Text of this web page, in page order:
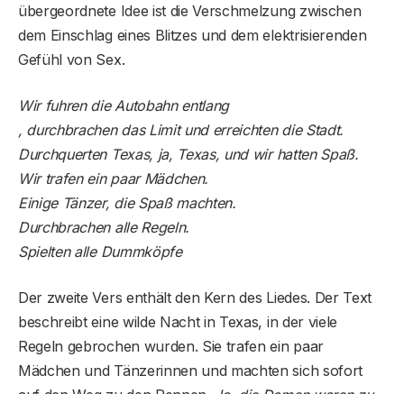
übergeordnete Idee ist die Verschmelzung zwischen
dem Einschlag eines Blitzes und dem elektrisierenden
Gefühl von Sex.
Wir fuhren die Autobahn entlang
, durchbrachen das Limit und erreichten die Stadt.
Durchquerten Texas, ja, Texas, und wir hatten Spaß.
Wir trafen ein paar Mädchen.
Einige Tänzer, die Spaß machten.
Durchbrachen alle Regeln.
Spielten alle Dummköpfe
Der zweite Vers enthält den Kern des Liedes. Der Text
beschreibt eine wilde Nacht in Texas, in der viele
Regeln gebrochen wurden. Sie trafen ein paar
Mädchen und Tänzerinnen und machten sich sofort